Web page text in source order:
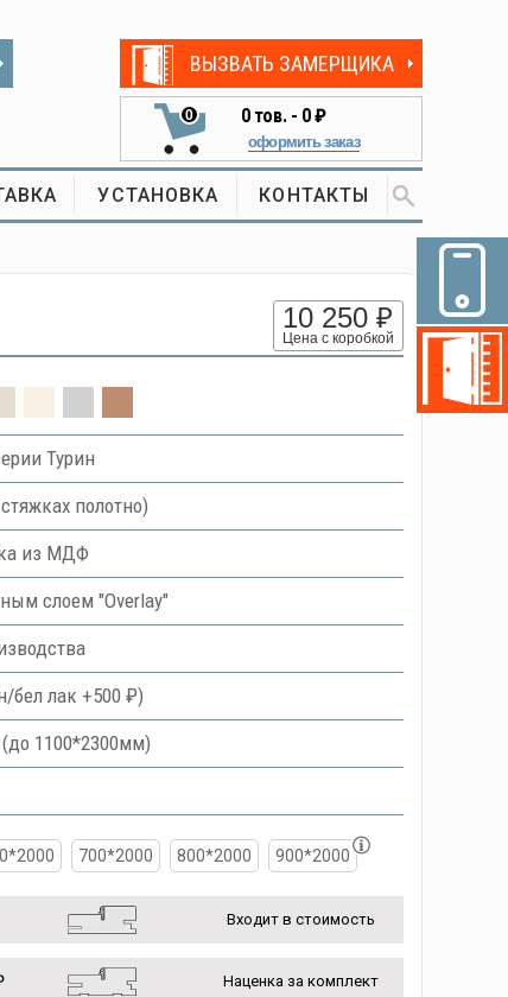
ВЫЗВАТЬ ЗАМЕРЩИКА
0 0тов. - 0 ₽
оформить заказ
УСТАНОВКА КОНТАКТЫ
10 250 ₽
Цена с коробкой
Турин
полотно)
из МДФ
слоем "Overlay"
бел лак +500 ₽)
1100*2300мм)
700*2000 800*2000 900*2000
Входит в стоимость
Наценка за комплект